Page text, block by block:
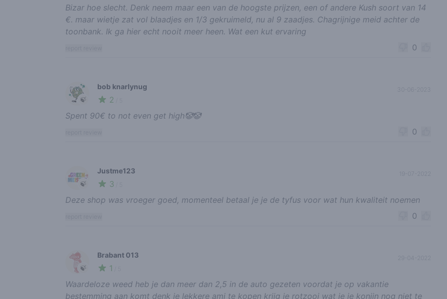
Bizar hoe slecht. Denk neem maar een van de hoogste prijzen, een of andere Kush soort van 14
€. maar wietje zat vol blaadjes en 1/3 gekruimeld, nu al 9 zaadjes. Chagrijnige meid achter de
toonbank. Ik ga hier echt nooit meer heen. Wat een kut ervaring
0
🍃
bob knarlynug
2
30-06-2023
Spent 90€ to not even get high🤡🤡
0
🍃
Justme123
3
Deze shop was vroeger goed, momenteel betaal je je de tyfus voor wat hun kwaliteit noemen
0
🍃
Brabant 013
1
Waardeloze weed heb je dan meer dan 2,5 in de auto gezeten voordat je op vakantie
bestemming aan komt denk je lekkere ami te kopen krijg je rotzooi wat je je konijn nog niet te